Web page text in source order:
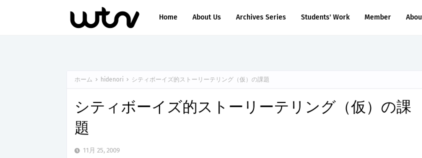
Home About Us Archives Series Students' Work Member
ホーム hidenori シティボーイズ的ストーリーテリング（仮）の課題
シティボーイズ的ストーリーテリング（仮）の課
題
11月 25, 2009